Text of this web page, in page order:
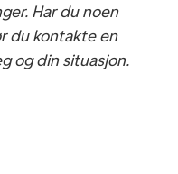
Har du noen
du kontakte en
og din situasjon.